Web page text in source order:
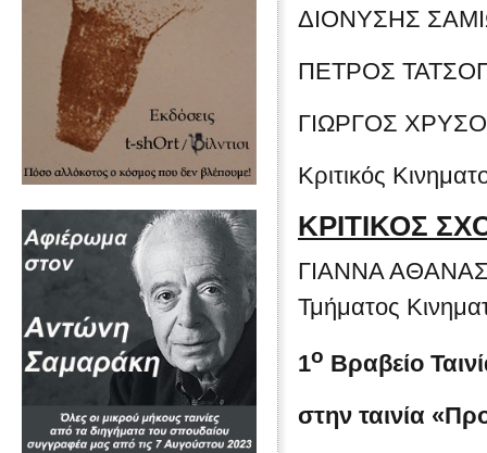
ΔΙΟΝΥΣΗΣ
ΠΕΤΡΟΣ
ΓΙΩΡΓΟΣ
Κριτικός
ΚΡΙΤΙΚΟΣ
ΓΙΑΝΝΑ
Τμήματος
1ο Βραβείο
στην ταινία